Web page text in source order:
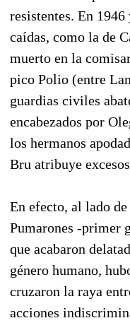
resistentes. En 1946
caídas, como la de
muerto en la
pico Polio (entre
guardias civiles
encabezados por
los hermanos
Bru atribuye
En efecto, al lado
Pumarones -primer
que acabaron
género humano,
cruzaron la raya
acciones